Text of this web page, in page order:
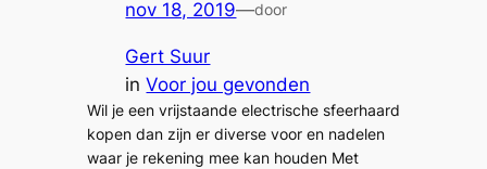
nov 18, 2019—door
Gert Suur
inVoor jou gevonden
Wil je een vrijstaande electrische sfeerhaard
kopen dan zijn er diverse voor en nadelen
waar je rekening mee kan houden Met